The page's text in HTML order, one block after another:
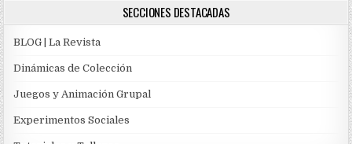
SECCIONES DESTACADAS
BLOG | La Revista
Dinámicas de Colección
Juegos y Animación Grupal
Experimentos Sociales